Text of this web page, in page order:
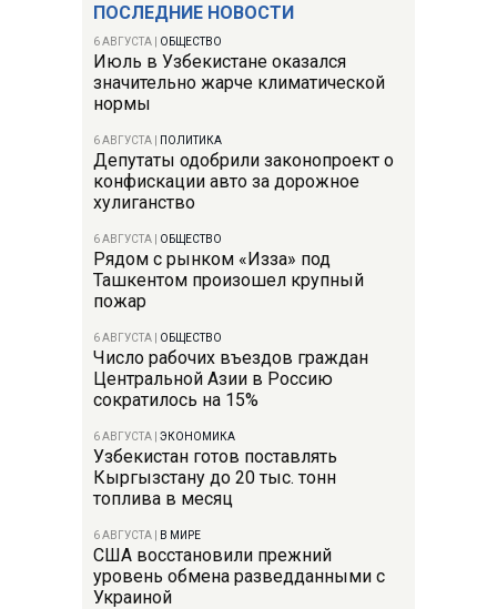
ПОСЛЕДНИЕ НОВОСТИ
6 АВГУСТА ОБЩЕСТВО
Июль в Узбекистане оказался
значительно жарче климатической
нормы
6 АВГУСТА ПОЛИТИКА
Депутаты одобрили законопроект о
конфискации авто за дорожное
хулиганство
6 АВГУСТА ОБЩЕСТВО
Рядом с рынком «Изза» под
Ташкентом произошел крупный
пожар
6 АВГУСТА ОБЩЕСТВО
Число рабочих въездов граждан
Центральной Азии в Россию
сократилось на 15%
6 АВГУСТА ЭКОНОМИКА
Узбекистан готов поставлять
Кыргызстану до 20 тыс. тонн
топлива в месяц
6 АВГУСТА В МИРЕ
США восстановили прежний
уровень обмена разведданными с
Украиной